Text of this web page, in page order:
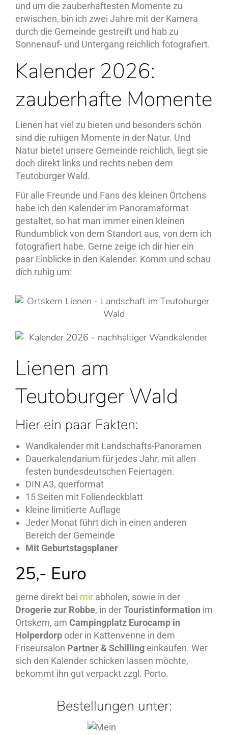
und um die zauberhaftesten Momente zu
erwischen, bin ich zwei Jahre mit der Kamera
durch die Gemeinde gestreift und hab zu
Sonnenauf- und Untergang reichlich fotografiert.
Kalender 2026:
zauberhafte Momente
Lienen hat viel zu bieten und besonders schön
sind die ruhigen Momente in der Natur. Und
Natur bietet unsere Gemeinde reichlich, liegt sie
doch direkt links und rechts neben dem
Teutoburger Wald.
Für alle Freunde und Fans des kleinen Örtchens
habe ich den Kalender im Panoramaformat
gestaltet, so hat man immer einen kleinen
Rundumblick von dem Standort aus, von dem ich
fotografiert habe. Gerne zeige ich dir hier ein
paar Einblicke in den Kalender. Komm und schau
dich ruhig um:
Lienen am
Teutoburger Wald
Hier ein paar Fakten:
Wandkalender mit Landschafts-Panoramen
Dauerkalendarium für jedes Jahr, mit allen
festen bundesdeutschen Feiertagen.
DIN A3, querformat
15 Seiten mit Foliendeckblatt
kleine limitierte Auflage
Jeder Monat führt dich in einen anderen
Bereich der Gemeinde
Mit Geburtstagsplaner
25,- Euro
gerne direkt bei mir abholen, sowie in der
Drogerie zur Robbe, in derTouristinformation im
Ortskern, am Campingplatz Eurocamp in
Holperdorp oder in Kattenvenne in dem
Friseursalon Partner & Schilling einkaufen. Wer
sich den Kalender schicken lassen möchte,
bekommt ihn gut verpackt zzgl. Porto.
Bestellungen unter: